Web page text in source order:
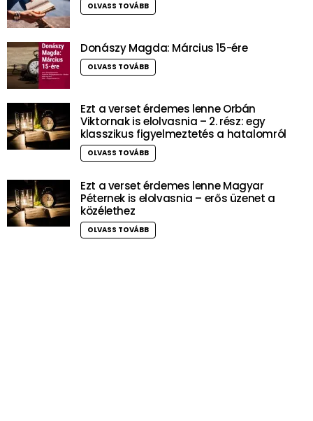
OLVASS TOVÁBB
Donászy Magda: Március 15-ére
OLVASS TOVÁBB
Ezt a verset érdemes lenne Orbán
Viktornak is elolvasnia – 2. rész: egy
klasszikus figyelmeztetés a hatalomról
OLVASS TOVÁBB
Ezt a verset érdemes lenne Magyar
Péternek is elolvasnia – erős üzenet a
közélethez
OLVASS TOVÁBB